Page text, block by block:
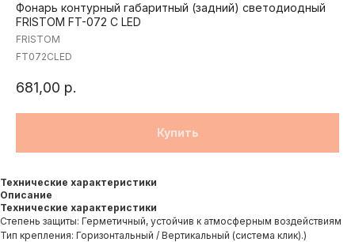
Фонарь контурный габаритный (задний) светодиодный
FRISTOM FT-072 C LED
FRISTOM
FT072CLED
681,00 р.
Купить
Технические характеристики
Описание
Технические характеристики
Степень защиты: Герметичный, устойчив к атмосферным воздействиям
Тип крепления: Горизонтальный / Вертикальный (система клик).)